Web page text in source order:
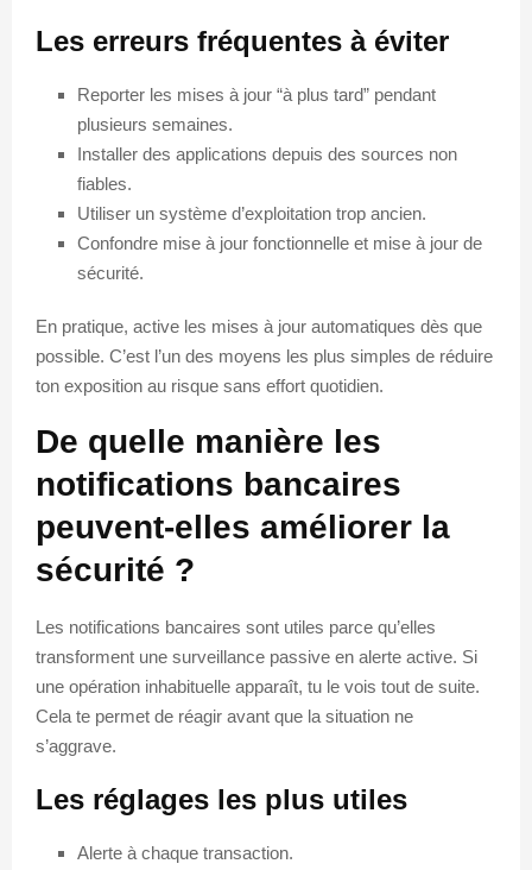
Les erreurs fréquentes à éviter
Reporter les mises à jour “à plus tard” pendant
plusieurs semaines.
Installer des applications depuis des sources non
fiables.
Utiliser un système d’exploitation trop ancien.
Confondre mise à jour fonctionnelle et mise à jour de
sécurité.
En pratique, active les mises à jour automatiques dès que
possible. C’est l’un des moyens les plus simples de réduire
ton exposition au risque sans effort quotidien.
De quelle manière les
notifications bancaires
peuvent-elles améliorer la
sécurité ?
Les notifications bancaires sont utiles parce qu’elles
transforment une surveillance passive en alerte active. Si
une opération inhabituelle apparaît, tu le vois tout de suite.
Cela te permet de réagir avant que la situation ne
s’aggrave.
Les réglages les plus utiles
Alerte à chaque transaction.